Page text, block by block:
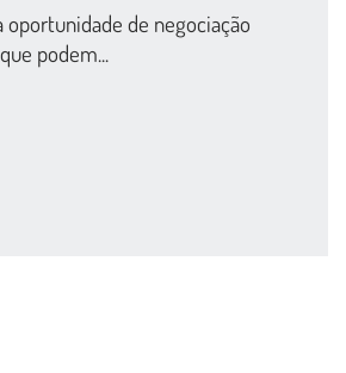
oportunidade de negociação
podem...